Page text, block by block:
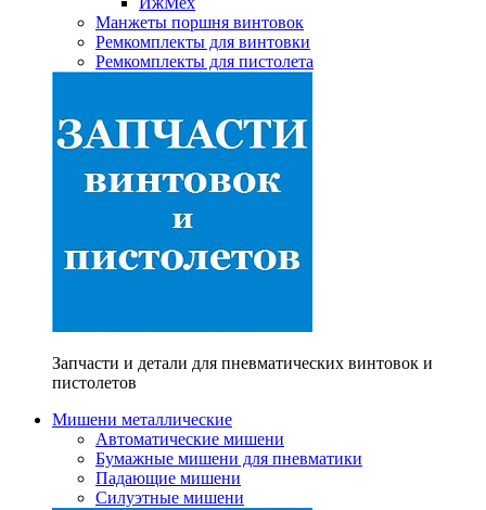
Манжеты поршня винтовок
Ремкомплекты для винтовки
Ремкомплекты для пистолета
Запчасти и детали для пневматических винтовок и
пистолетов
Мишени металлические
Автоматические мишени
Бумажные мишени для пневматики
Падающие мишени
Силуэтные мишени